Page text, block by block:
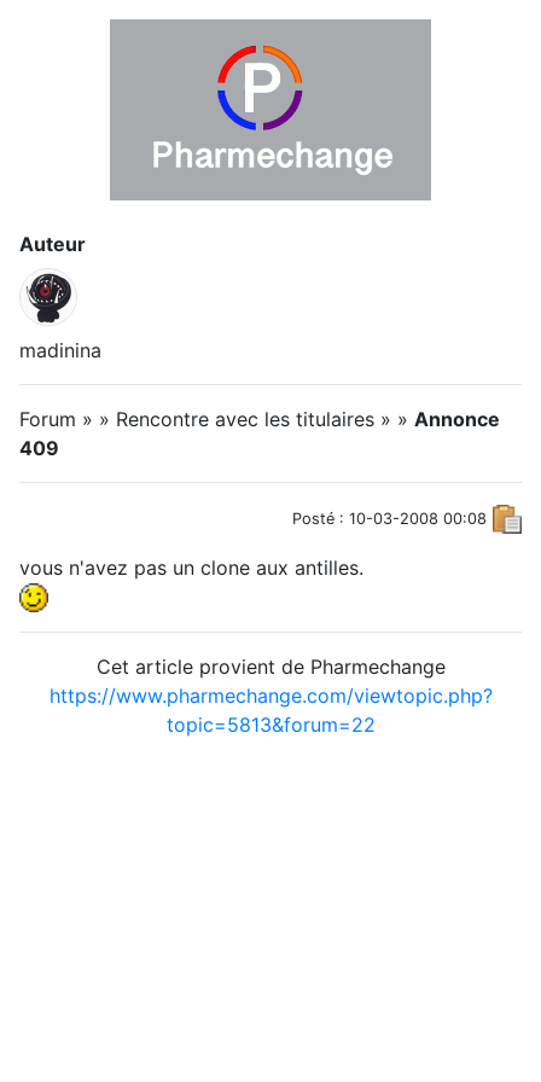
Auteur
madinina
Forum » » Rencontre avec les titulaires » » Annonce
409
Posté : 10-03-2008 00:08
vous n'avez pas un clone aux antilles.
Cet article provient de Pharmechange
https://www.pharmechange.com/viewtopic.php?
topic=5813&forum=22